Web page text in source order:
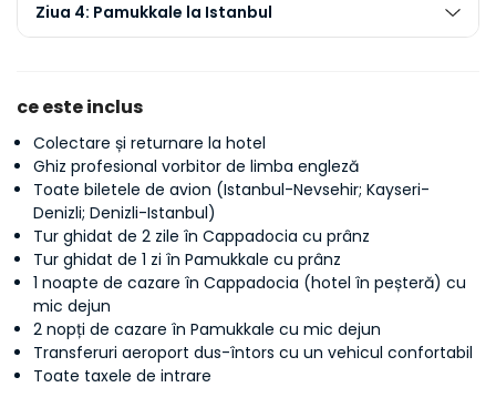
Ziua 4: Pamukkale la Istanbul
ce este inclus
Colectare și returnare la hotel
Ghiz profesional vorbitor de limba engleză
Toate biletele de avion (Istanbul-Nevsehir; Kayseri-
Denizli; Denizli-Istanbul)
Tur ghidat de 2 zile în Cappadocia cu prânz
Tur ghidat de 1 zi în Pamukkale cu prânz
1 noapte de cazare în Cappadocia (hotel în peșteră) cu
mic dejun
2 nopți de cazare în Pamukkale cu mic dejun
Transferuri aeroport dus-întors cu un vehicul confortabil
Toate taxele de intrare